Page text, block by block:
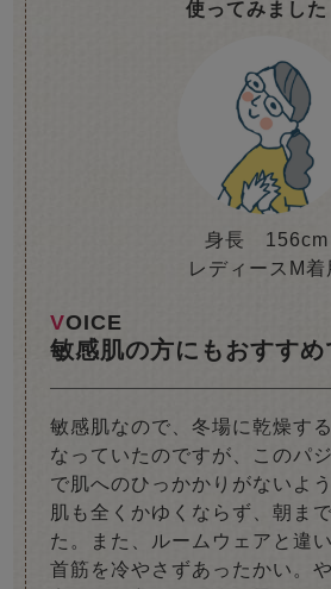
使ってみました
身長 156cm
レディースM着
VOICE
敏感肌の方にもおすすめ
敏感肌なので、冬場に乾燥す
なっていたのですが、このパ
で肌へのひっかかりがないよ
肌も全くかゆくならず、朝ま
た。また、ルームウェアと違
首筋を冷やさずあったかい。